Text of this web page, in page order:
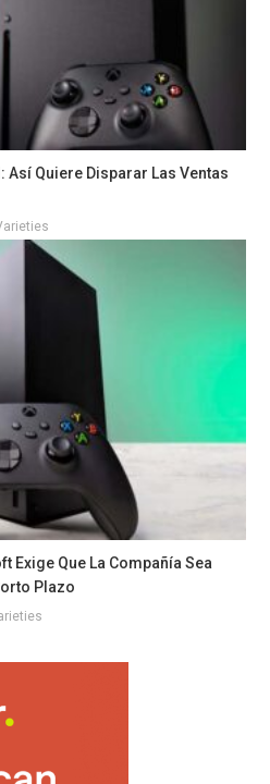
Así Quiere Disparar Las Ventas
Exige Que La Compañía Sea
Plazo